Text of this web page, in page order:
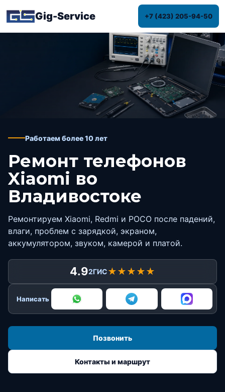
Gig-Service +7 (423) 205-94-50
Работаем более 10 лет
Ремонт телефонов
Xiaomi во
Владивостоке
Ремонтируем Xiaomi, Redmi и POCO после падений,
влаги, проблем с зарядкой, экраном,
аккумулятором, звуком, камерой и платой.
4.92ГИС★★★★★
Написать
Позвонить
Контакты и маршрут